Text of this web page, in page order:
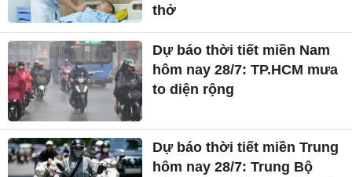
thở
Dự báo thời tiết miền Nam
hôm nay 28/7: TP.HCM mưa
to diện rộng
Dự báo thời tiết miền Trung
hôm nay 28/7: Trung Bộ